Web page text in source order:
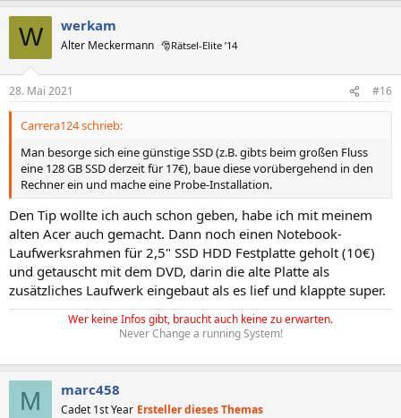
W werkam
Alter Meckermann 🎅Rätsel-Elite ’14
28. Mai 2021 #16
Carrera124 schrieb:
Man besorge sich eine günstige SSD (z.B. gibts beim großen Fluss
eine 128 GB SSD derzeit für 17€), baue diese vorübergehend in den
Rechner ein und mache eine Probe-Installation.
Den Tip wollte ich auch schon geben, habe ich mit meinem
alten Acer auch gemacht. Dann noch einen Notebook-
Laufwerksrahmen für 2,5" SSD HDD Festplatte geholt (10€)
und getauscht mit dem DVD, darin die alte Platte als
zusätzliches Laufwerk eingebaut als es lief und klappte super.
Wer keine Infos gibt, braucht auch keine zu erwarten.
Never Change a running System!
M marc458
Cadet 1st Year Ersteller dieses Themas